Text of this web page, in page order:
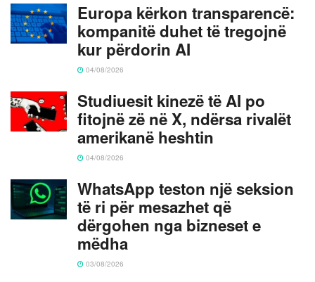
Europa kërkon transparencë:
kompanitë duhet të tregojnë
kur përdorin AI
04/08/2026
Studiuesit kinezë të AI po
fitojnë zë në X, ndërsa rivalët
amerikanë heshtin
04/08/2026
WhatsApp teston një seksion
të ri për mesazhet që
dërgohen nga bizneset e
mëdha
03/08/2026